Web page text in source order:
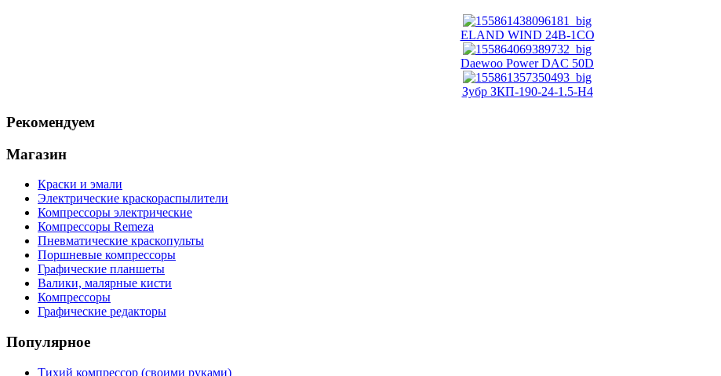
ELAND WIND 24B-1CO
Daewoo Power DAC 50D
Зубр ЗКП-190-24-1.5-Н4
Рекомендуем
Магазин
Краски и эмали
Электрические краскораспылители
Компрессоры электрические
Компрессоры Remeza
Пневматические краскопульты
Поршневые компрессоры
Графические планшеты
Валики, малярные кисти
Компрессоры
Графические редакторы
Популярное
Тихий компрессор (своими руками)